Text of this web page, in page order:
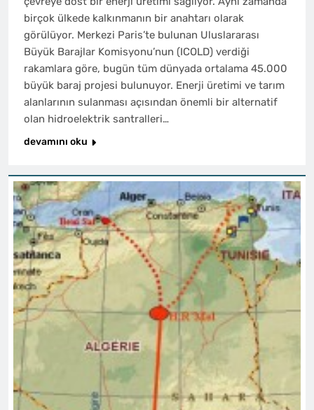
birçok ülkede kalkınmanın bir anahtarı olarak
görülüyor. Merkezi Paris’te bulunan Uluslararası
Büyük Barajlar Komisyonu’nun (ICOLD) verdiği
rakamlara göre, bugün tüm dünyada ortalama 45.000
büyük baraj projesi bulunuyor. Enerji üretimi ve tarım
alanlarının sulanması açısından önemli bir alternatif
olan hidroelektrik santralleri…
devamını oku